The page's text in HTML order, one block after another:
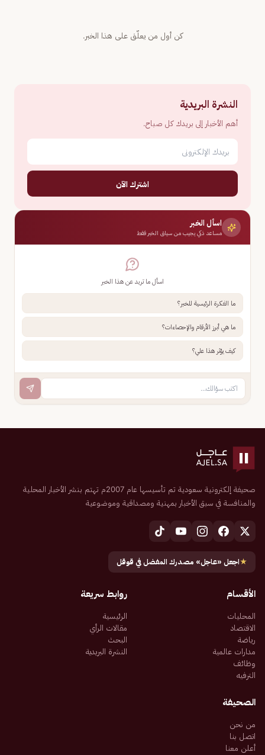
كن أول من يعلّق على هذا الخبر.
النشرة البريدية
أهم الأخبار إلى بريدك كل صباح.
اشترك الآن
اسأل الخبر
مساعد ذكي يجيب من سياق الخبر فقط
اسأل ما تريد عن هذا الخبر
ما الفكرة الرئيسية للخبر؟
ما هي أبرز الأرقام والإحصاءات؟
كيف يؤثر هذا علي؟
صحيفة إلكترونية سعودية تم تأسيسها عام 2007م تهتم بنشر الأخبار المحلية
والمنافسة في سبق الأخبار بمهنية ومصداقية وموضوعية
★اجعل «عاجل» مصدرك المفضل في قوقل
الأقسام
المحليات
الاقتصاد
رياضة
مدارات عالمية
وظائف
الترفيه
روابط سريعة
الرئيسية
مقالات الرأي
البحث
النشرة البريدية
الصحيفة
من نحن
اتصل بنا
أعلن معنا